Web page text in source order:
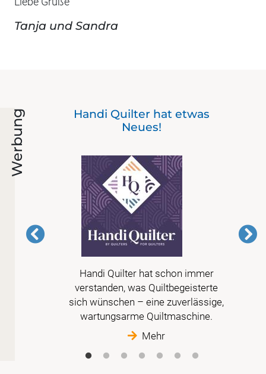
Tanja und Sandra
Werbung
Handi Quilter hat etwas
Neues!
Handi Quilter hat schon immer
verstanden, was Quiltbegeisterte
sich wünschen – eine zuverlässige,
wartungsarme Quiltmaschine.
Mehr